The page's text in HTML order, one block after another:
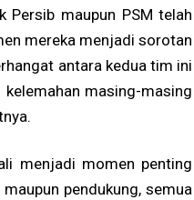
Persib maupun PSM telah
mereka menjadi sorotan
antara kedua tim ini
masing-masing
menjadi momen penting
pendukung, semua